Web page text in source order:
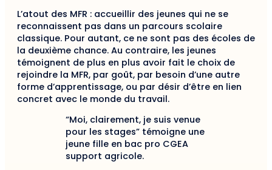
L’atout des MFR : accueillir des jeunes qui ne se
reconnaissent pas dans un parcours scolaire
classique. Pour autant, ce ne sont pas des écoles de
la deuxième chance. Au contraire, les jeunes
témoignent de plus en plus avoir fait le choix de
rejoindre la MFR, par goût, par besoin d’une autre
forme d’apprentissage, ou par désir d’être en lien
concret avec le monde du travail.
“Moi, clairement, je suis venue
pour les stages” témoigne une
jeune fille en bac pro CGEA
support agricole.